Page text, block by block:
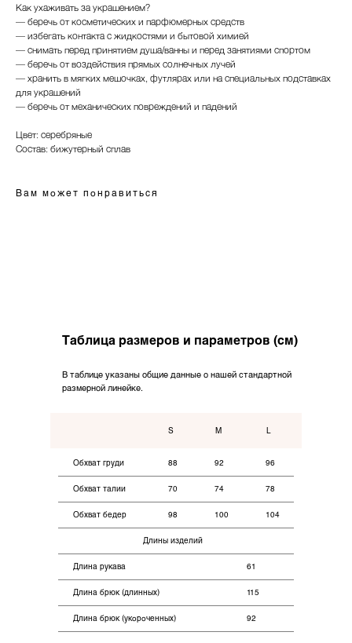
Как ухаживать за украшением?
— беречь от косметических и парфюмерных средств
— избегать контакта с жидкостями и бытовой химией
— снимать перед принятием душа/ванны и перед занятиями спортом
— беречь от воздействия прямых солнечных лучей
— хранить в мягких мешочках, футлярах или на специальных подставках
для украшений
— беречь от механических повреждений и падений
Цвет: серебряные
Состав: бижутерный сплав
Вам может понравиться
Таблица размеров и параметров (см)
В таблице указаны общие данные о нашей стандартной
размерной линейке.
Длина брюк (укороченных) 92
Длина брюк (длинных) 115
Длина рукава 61
Длины изделий
98 100 104
Обхват бедер
70 74 78
Обхват талии
88 96
92
Обхват груди
S M L